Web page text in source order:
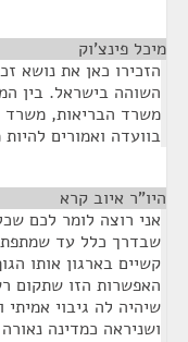
מיכל פינצ'וק
הזכירו כאן את נושא
השוהה בישראל. בין
משרד הבריאות, משרד
בוועדה ואמורים
היו"ר איוב קרא
אני רוצה לומר לכם
שבדרך כלל עד
קשיים בארגון אותו
האפשרות הזו שתקום
שיהיה לה גיבוי
ושניראה כמדינה